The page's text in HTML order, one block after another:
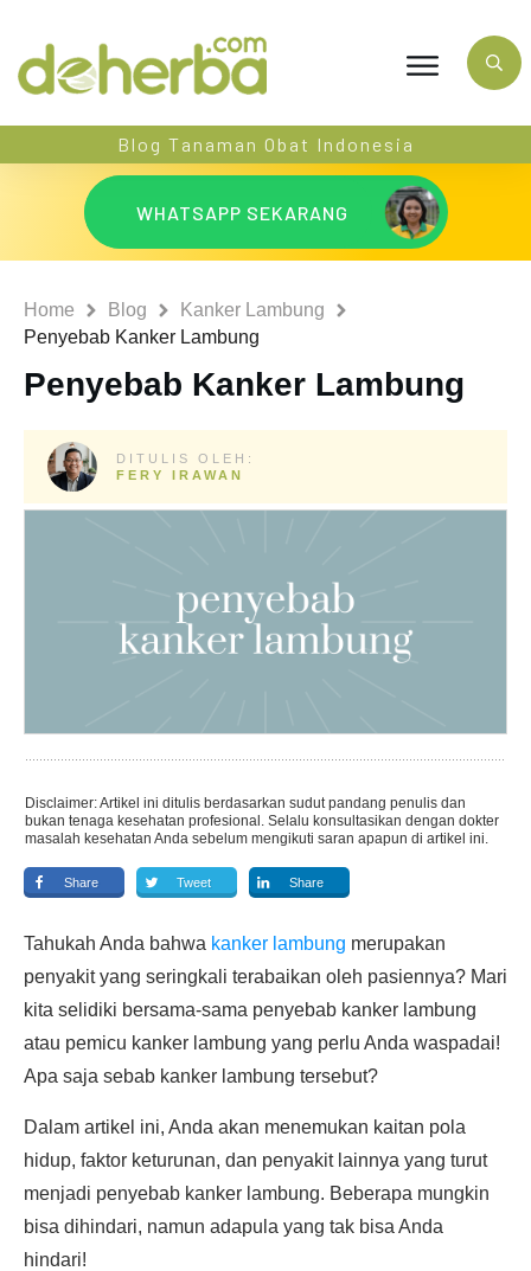
Blog Tanaman Obat Indonesia
WHATSAPP SEKARANG
Home Blog
Kanker Lambung
Penyebab Kanker Lambung
Penyebab Kanker Lambung
DITULIS OLEH:
FERY IRAWAN
Disclaimer: Artikel ini ditulis berdasarkan sudut pandang penulis dan
bukan tenaga kesehatan profesional. Selalu konsultasikan dengan dokter
masalah kesehatan Anda sebelum mengikuti saran apapun di artikel ini.
Share Tweet Share
Tahukah Anda bahwa kanker lambung merupakan
penyakit yang seringkali terabaikan oleh pasiennya? Mari
kita selidiki bersama-sama penyebab kanker lambung
atau pemicu kanker lambung yang perlu Anda waspadai!
Apa saja sebab kanker lambung tersebut?
Dalam artikel ini, Anda akan menemukan kaitan pola
hidup, faktor keturunan, dan penyakit lainnya yang turut
menjadi penyebab kanker lambung. Beberapa mungkin
bisa dihindari, namun adapula yang tak bisa Anda
hindari!